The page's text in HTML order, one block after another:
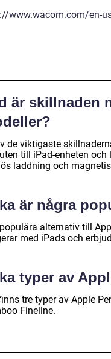
www.wacom.com/en-
är skillnaden
de viktigaste
till iPad-enheten
laddning och
är några
alternativ till
med iPads och
typer av
tre typer av Apple
Fineline.